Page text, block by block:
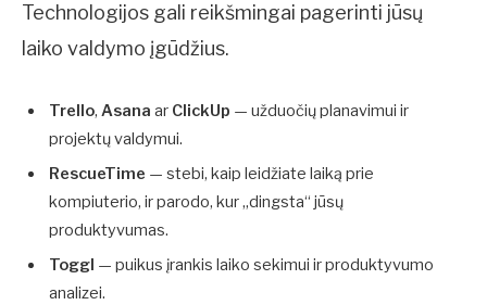
Technologijos gali reikšmingai pagerinti jūsų
laiko valdymo įgūdžius.
Trello, Asana ar ClickUp — užduočių planavimui ir
projektų valdymui.
RescueTime — stebi, kaip leidžiate laiką prie
kompiuterio, ir parodo, kur „dingsta“ jūsų
produktyvumas.
Toggl — puikus įrankis laiko sekimui ir produktyvumo
analizei.